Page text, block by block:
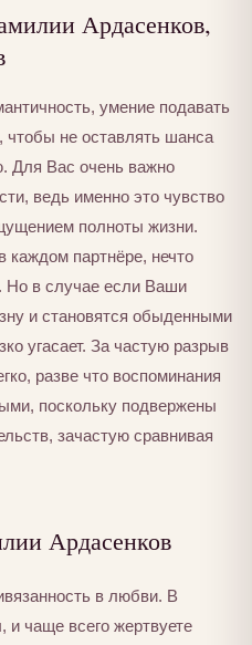
Ардасенков,
умение подавать
чтобы не оставлять шанса
Для Вас очень важно
ведь именно это чувство
полноты жизни.
каждом партнёре, нечто
Но в случае если Ваши
и становятся обыденными
угасает. За частую разрыв
разве что воспоминания
поскольку подвержены
зачастую сравнивая
Ардасенков
в любви. В
чаще всего жертвуете